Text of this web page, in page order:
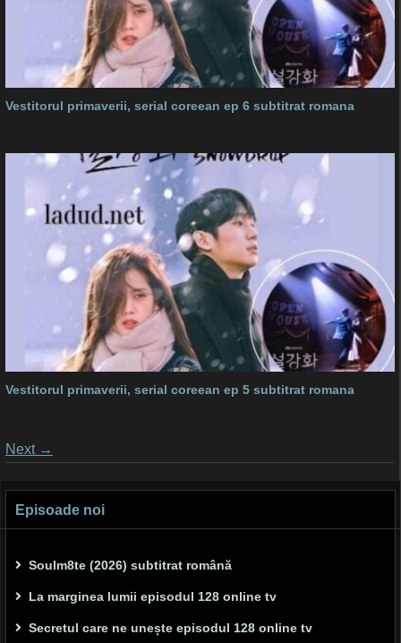
Vestitorul primaverii, serial coreean ep 6 subtitrat romana
Vestitorul primaverii, serial coreean ep 5 subtitrat romana
Posts
Next →
Episoade noi
Soulm8te (2026) subtitrat română
La marginea lumii episodul 128 online tv
Secretul care ne unește episodul 128 online tv